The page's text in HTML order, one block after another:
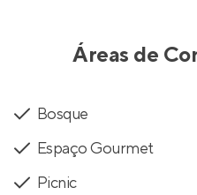
Áreas de
Bosque
Espaço Gourmet
Picnic